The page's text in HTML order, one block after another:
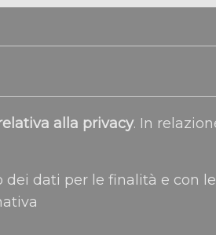
alla privacy. In relazione
dati per le finalità e con le